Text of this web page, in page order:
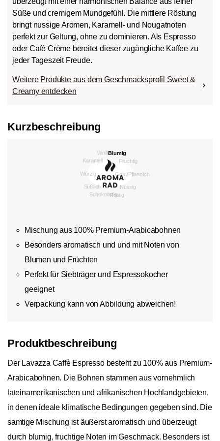
Süße und cremigem Mundgefühl. Die mittlere Röstung
bringt nussige Aromen, Karamell- und Nougatnoten
perfekt zur Geltung, ohne zu dominieren. Als Espresso
oder Café Crème bereitet dieser zugängliche Kaffee zu
jeder Tageszeit Freude.
Weitere Produkte aus dem Geschmacksprofil Sweet &
Creamy entdecken
Kurzbeschreibung
Mischung aus 100% Premium-Arabicabohnen
Besonders aromatisch und und mit Noten von
Blumen und Früchten
Perfekt für Siebträger und Espressokocher
geeignet
Verpackung kann von Abbildung abweichen!
Produktbeschreibung
Der Lavazza Caffè Espresso besteht zu 100% aus Premium-
Arabicabohnen. Die Bohnen stammen aus vornehmlich
lateinamerikanischen und afrikanischen Hochlandgebieten,
in denen ideale klimatische Bedingungen gegeben sind. Die
samtige Mischung ist äußerst aromatisch und überzeugt
durch blumig, fruchtige Noten im Geschmack. Besonders ist